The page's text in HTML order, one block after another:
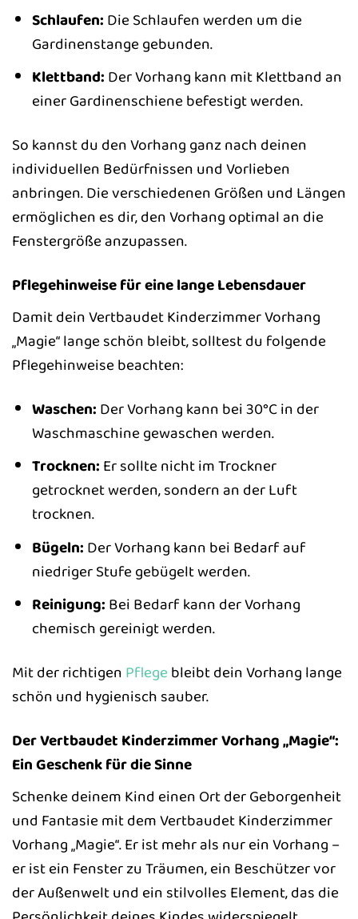
Schlaufen: Die Schlaufen werden um die
Gardinenstange gebunden.
Klettband: Der Vorhang kann mit Klettband an
einer Gardinenschiene befestigt werden.
So kannst du den Vorhang ganz nach deinen
individuellen Bedürfnissen und Vorlieben
anbringen. Die verschiedenen Größen und Längen
ermöglichen es dir, den Vorhang optimal an die
Fenstergröße anzupassen.
Pflegehinweise für eine lange Lebensdauer
Damit dein Vertbaudet Kinderzimmer Vorhang
„Magie“ lange schön bleibt, solltest du folgende
Pflegehinweise beachten:
Waschen: Der Vorhang kann bei 30°C in der
Waschmaschine gewaschen werden.
Trocknen: Er sollte nicht im Trockner
getrocknet werden, sondern an der Luft
trocknen.
Bügeln: Der Vorhang kann bei Bedarf auf
niedriger Stufe gebügelt werden.
Reinigung: Bei Bedarf kann der Vorhang
chemisch gereinigt werden.
Mit der richtigen Pflege bleibt dein Vorhang lange
schön und hygienisch sauber.
Der Vertbaudet Kinderzimmer Vorhang „Magie“:
Ein Geschenk für die Sinne
Schenke deinem Kind einen Ort der Geborgenheit
und Fantasie mit dem Vertbaudet Kinderzimmer
Vorhang „Magie“. Er ist mehr als nur ein Vorhang –
er ist ein Fenster zu Träumen, ein Beschützer vor
der Außenwelt und ein stilvolles Element, das die